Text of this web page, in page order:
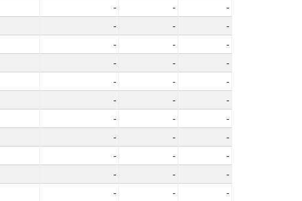
- -
-
- -
-
- -
-
- -
-
- -
-
- -
-
- -
-
- -
-
- -
-
- -
-
- -
-